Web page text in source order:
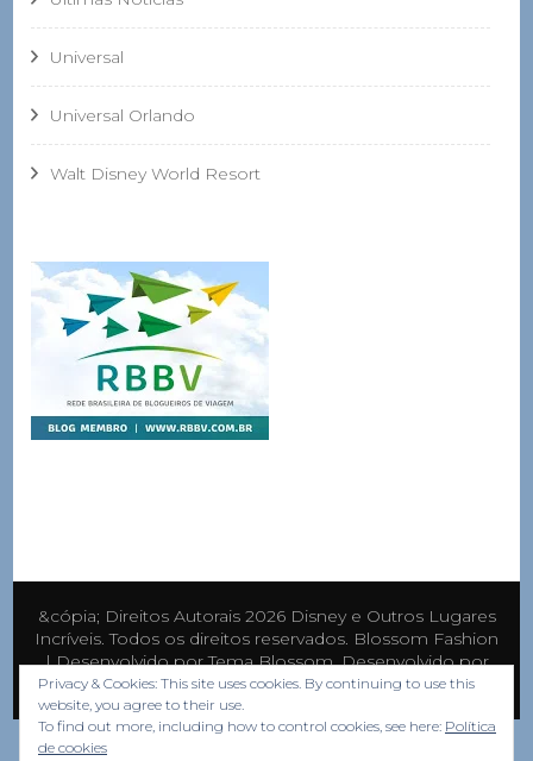
Universal
Universal Orlando
Walt Disney World Resort
&cópia; Direitos Autorais 2026 Disney e Outros Lugares
Incríveis. Todos os direitos reservados. Blossom Fashion
| Desenvolvido porTema Blossom. Desenvolvido por
WordPress.
Privacy & Cookies: This site uses cookies. By continuing to use this
website, you agree to their use.
To find out more, including how to control cookies, see here: Política
de cookies